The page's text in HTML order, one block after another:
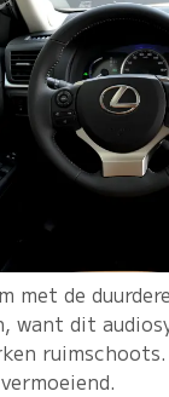
met de
dit